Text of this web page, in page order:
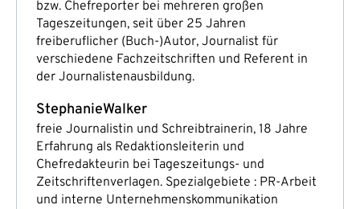
bzw. Chefreporter bei mehreren großen
Tageszeitungen, seit über 25 Jahren
freiberuflicher (Buch-)Autor, Journalist für
verschiedene Fachzeitschriften und Referent in
der Journalistenausbildung.
StephanieWalker
freie Journalistin und Schreibtrainerin, 18 Jahre
Erfahrung als Redaktionsleiterin und
Chefredakteurin bei Tageszeitungs- und
Zeitschriftenverlagen. Spezialgebiete : PR-Arbeit
und interne Unternehmenskommunikation